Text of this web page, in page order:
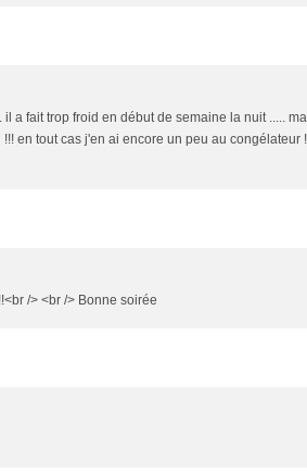
a fait trop froid en début de semaine la nuit .....
en tout cas j'en ai encore un peu au congélateur
/> <br /> Bonne soirée